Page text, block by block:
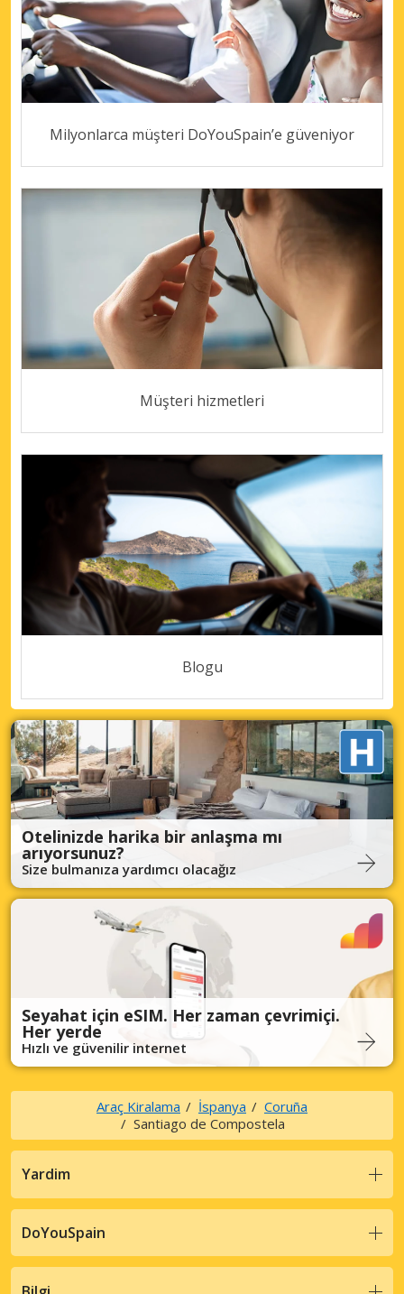
Milyonlarca müşteri DoYouSpain’e güveniyor
Müşteri hizmetleri
Blogu
Otelinizde harika bir anlaşma mı
arıyorsunuz?
Size bulmanıza yardımcı olacağız
Seyahat için eSIM. Her zaman çevrimiçi.
Her yerde
Hızlı ve güvenilir internet
Araç Kiralama İspanya
Coruña
Santiago de Compostela
Yardim
DoYouSpain